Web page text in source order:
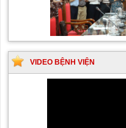
VIDEO BỆNH VIỆN